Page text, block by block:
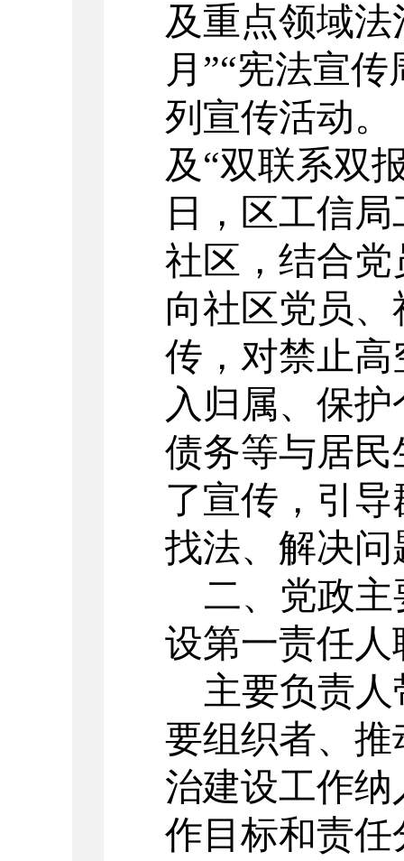
及重点领域
月”“宪法宣
列宣传活动。
及 “双联系双
日，区工信
社区，结合党
向社区党员
传，对禁止高
入 归属、保
债务等与居
了宣传，引
找法、解决
二、党政
设第一责任人
主要负责人
要组织者、
治建设工作
作目标和责